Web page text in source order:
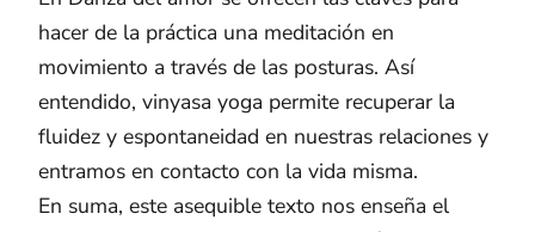
hacer de la práctica una meditación en
movimiento a través de las posturas. Así
entendido, vinyasa yoga permite recuperar la
fluidez y espontaneidad en nuestras relaciones y
entramos en contacto con la vida misma.
En suma, este asequible texto nos enseña el